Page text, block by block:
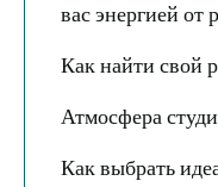
вас энергией от
Как найти свой
Атмосфера
Как выбрать